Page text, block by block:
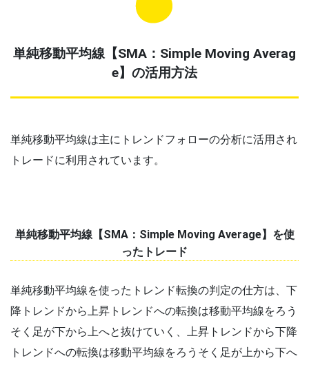
単純移動平均線【SMA：Simple Moving Averag
e】の活用方法
単純移動平均線は主にトレンドフォローの分析に活用され
トレードに利用されています。
単純移動平均線【SMA：Simple Moving Average】を使
ったトレード
単純移動平均線を使ったトレンド転換の判定の仕方は、下
降トレンドから上昇トレンドへの転換は移動平均線をろう
そく足が下から上へと抜けていく、上昇トレンドから下降
トレンドへの転換は移動平均線をろうそく足が上から下へ